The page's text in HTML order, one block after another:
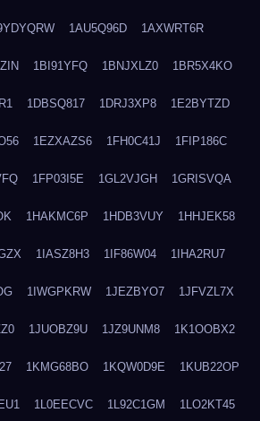
1AU5Q96D 1AXWRT6R
1BI91YFQ 1BNJXLZ0 1BR5X4KO
1DBSQ817 1DRJ3XP8 1E2BYTZD
1EZXAZS6 1FH0C41J 1FIP186C
1FP03I5E 1GL2VJGH 1GRISVQA
1HAKMC6P 1HDB3VUY 1HHJEK58
1IASZ8H3 1IF86W04 1IHA2RU7
1IWGPKRW 1JEZBYO7 1JFVZL7X
1JUOBZ9U 1JZ9UNM8 1K1OOBX2
1KMG68BO 1KQW0D9E 1KUB22OP
1L0EECVC 1L92C1GM 1LO2KT45